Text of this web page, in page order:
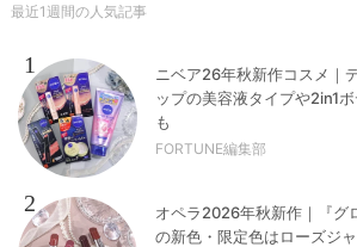
最近1週間の人気記事
1
ニベア26年秋新作コスメ｜
ップの美容液タイプや2in1
も
FORTUNE編集部
2
オペラ2026年秋新作｜『グ
の新色・限定色はローズジ